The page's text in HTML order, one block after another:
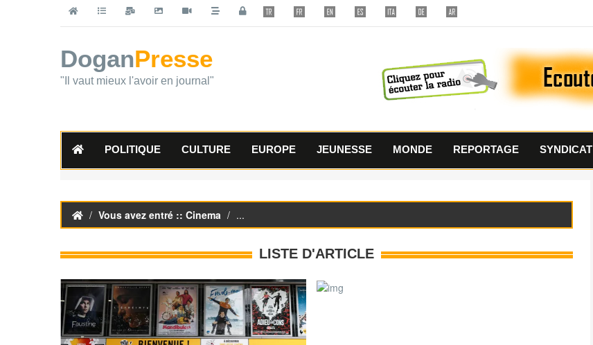
DoganPresse
"Il vaut mieux l'avoir en journal"
POLITIQUE CULTURE EUROPE JEUNESSE MONDE REPORTAGE SYNDICAT
Vous avez entré :: Cinema ...
LISTE D'ARTICLE